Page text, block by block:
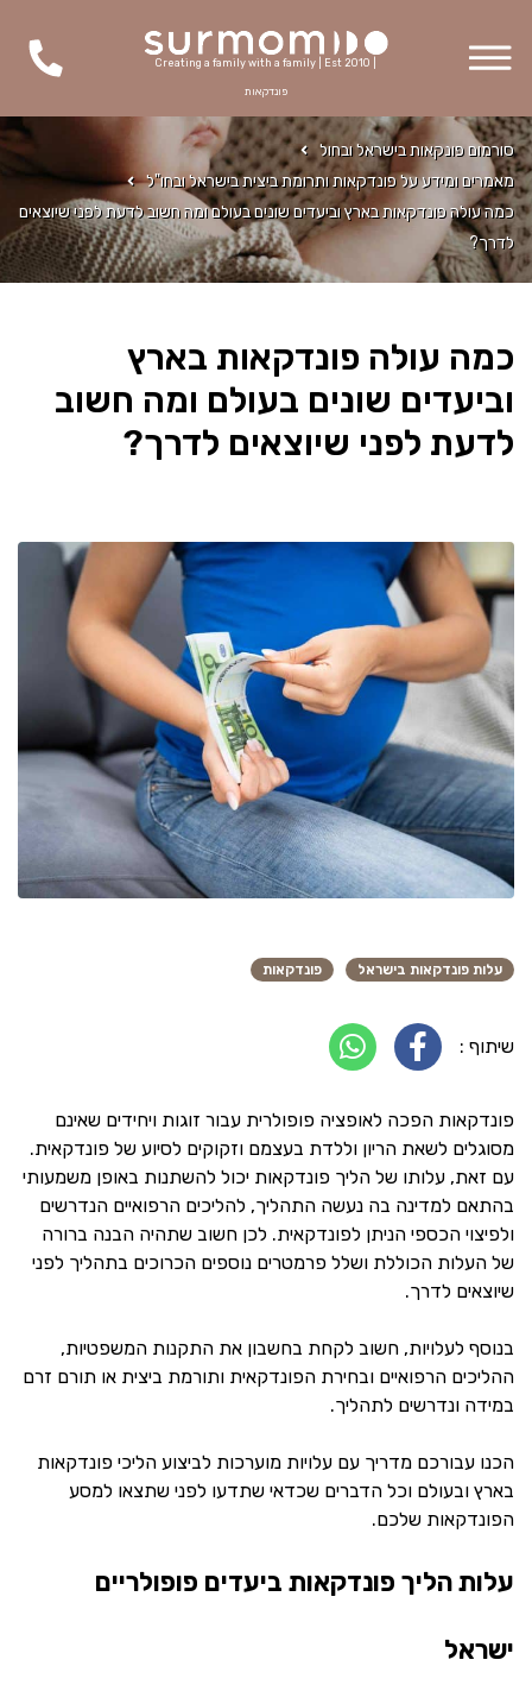
Creating a family with a family | Est 2010 |
פונדקאות
סורמום פונקאות בישראל ובחול
מאמרים ומידע על פונדקאות ותרומת ביצית בישראל ובחו"ל
כמה עולה פונדקאות בארץ וביעדים שונים בעולם ומה חשוב לדעת לפני שיוצאים
לדרך?
כמה עולה פונדקאות בארץ
וביעדים שונים בעולם ומה חשוב
לדעת לפני שיוצאים לדרך?
עלות פונדקאות בישראל פונדקאות
שיתוף :
פונדקאות הפכה לאופציה פופולרית עבור זוגות ויחידים שאינם
מסוגלים לשאת הריון וללדת בעצמם וזקוקים לסיוע של פונדקאית.
עם זאת, עלותו של הליך פונדקאות יכול להשתנות באופן משמעותי
בהתאם למדינה בה נעשה התהליך, להליכים הרפואיים הנדרשים
ולפיצוי הכספי הניתן לפונדקאית. לכן חשוב שתהיה הבנה ברורה
של העלות הכוללת ושלל פרמטרים נוספים הכרוכים בתהליך לפני
שיוצאים לדרך.
בנוסף לעלויות, חשוב לקחת בחשבון את התקנות המשפטיות,
ההליכים הרפואיים ובחירת הפונדקאית ותורמת ביצית או תורם זרם
במידה ונדרשים לתהליך.
הכנו עבורכם מדריך עם עלויות מוערכות לביצוע הליכי פונדקאות
בארץ ובעולם וכל הדברים שכדאי שתדעו לפני שתצאו למסע
הפונדקאות שלכם.
עלות הליך פונדקאות ביעדים פופולריים
ישראל